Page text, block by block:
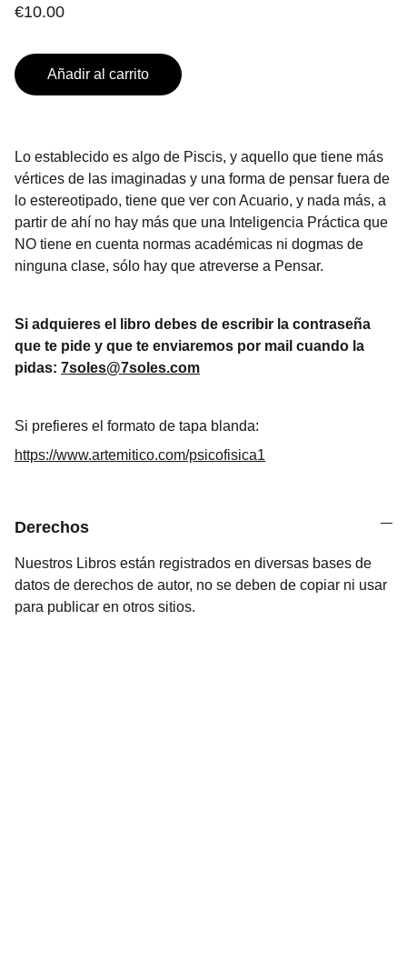
€10.00
Añadir al carrito
Lo establecido es algo de Piscis, y aquello que tiene más
vértices de las imaginadas y una forma de pensar fuera de
lo estereotipado, tiene que ver con Acuario, y nada más, a
partir de ahí no hay más que una Inteligencia Práctica que
NO tiene en cuenta normas académicas ni dogmas de
ninguna clase, sólo hay que atreverse a Pensar.
Si adquieres el libro debes de escribir la contraseña
que te pide y que te enviaremos por mail cuando la
pidas: 7soles@7soles.com
Si prefieres el formato de tapa blanda:
https://www.artemitico.com/psicofisica1
Derechos
Nuestros Libros están registrados en diversas bases de
datos de derechos de autor, no se deben de copiar ni usar
para publicar en otros sitios.